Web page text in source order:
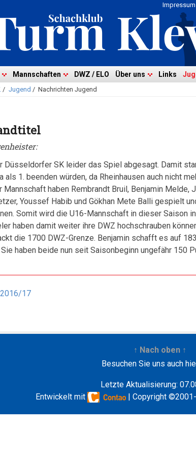
Impressum
Mannschaften DWZ / ELO Über uns Links
/ Jugend / Nachrichten Jugend
Düsseldorfer SK leider das Spiel abgesagt. Damit
1. beenden würden, da Rheinhausen auch nicht
haben Rembrandt Bruil, Benjamin Melde,
Youssef Habib und Gökhan Mete Balli gespielt
Somit wird die U16-Mannschaft in dieser Saison
haben damit weiter ihre DWZ hochschrauben
die 1700 DWZ-Grenze. Benjamin schafft es auf
haben beide nun seit Saisonbeginn ungefähr 150
17
↑ Nach oben ↑
Besuchen Sie uns auch
Letzte Aktualisierung:
Entwickelt mit
| Copyright